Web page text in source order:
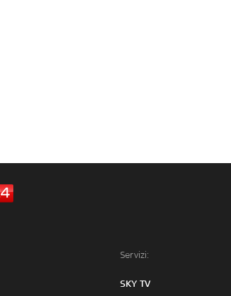
Servizi:
SKY TV